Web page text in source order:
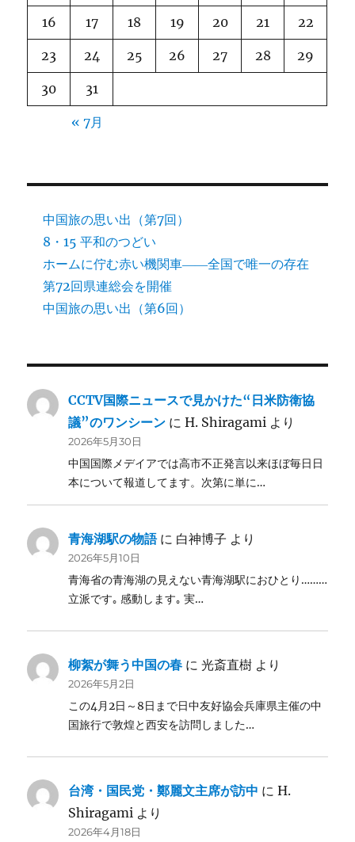
16 17 18 19 20 21 22
23 24 25 26 27 28 29
30 31
« 7月
中国旅の思い出（第7回）
8・15 平和のつどい
ホームに佇む赤い機関車――全国で唯一の存在
第72回県連総会を開催
中国旅の思い出（第6回）
CCTV国際ニュースで見かけた“日米防衛協
議”のワンシーン にH. Shiragami より
2026年5月30日
中国国際メデイアでは高市不正発言以来ほぼ毎日日
本について報道してます。次第に単に…
青海湖駅の物語に 白神博子 より
2026年5月10日
青海省の青海湖の見えない青海湖駅におひとり………
立派です｡ 感動します｡ 実…
柳絮が舞う中国の春 に光斎直樹 より
2026年5月2日
この4月2日～8日まで日中友好協会兵庫県主催の中
国旅行で敦煌と西安を訪問しました…
台湾・国民党・鄭麗文主席が訪中 にH.
Shiragami より
2026年4月18日